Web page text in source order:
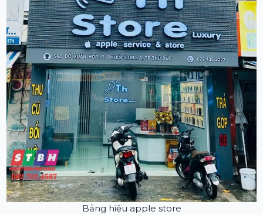
Bảng hiệu apple store